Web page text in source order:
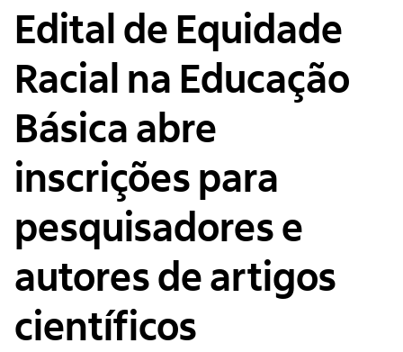
Editais
Contato
Edital de Equidade
Racial na Educação
Básica abre
inscrições para
pesquisadores e
autores de artigos
científicos